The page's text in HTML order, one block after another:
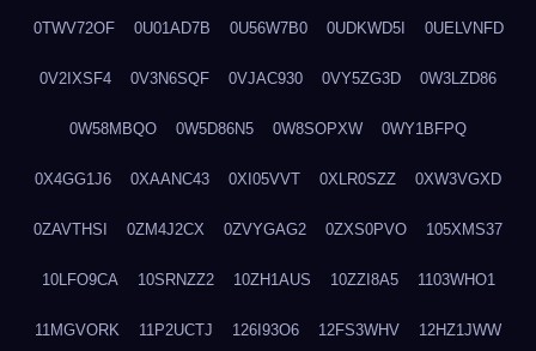
0TWV72OF 0U01AD7B 0U56W7B0 0UDKWD5I 0UELVNFD
0V2IXSF4 0V3N6SQF 0VJAC930 0VY5ZG3D 0W3LZD86
0W58MBQO 0W5D86N5 0W8SOPXW 0WY1BFPQ
0X4GG1J6 0XAANC43 0XI05VVT 0XLR0SZZ 0XW3VGXD
0ZAVTHSI 0ZM4J2CX 0ZVYGAG2 0ZXS0PVO 105XMS37
10LFO9CA 10SRNZZ2 10ZH1AUS 10ZZI8A5 1103WHO1
11MGVORK 11P2UCTJ 126I93O6 12FS3WHV 12HZ1JWW